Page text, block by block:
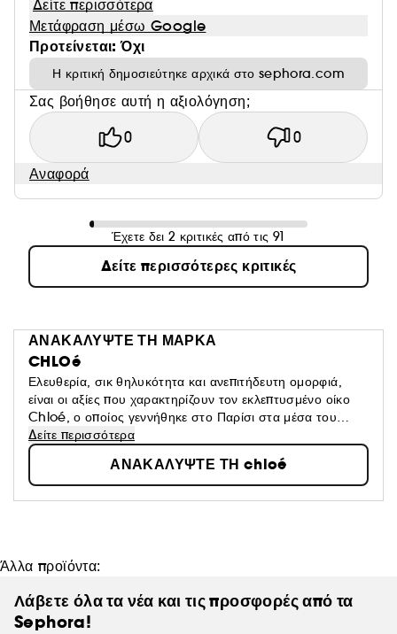
Δείτε περισσότερα
Μετάφραση μέσω Google
Προτείνεται: Όχι
Η κριτική δημοσιεύτηκε αρχικά στο sephora.com
Σας βοήθησε αυτή η αξιολόγηση;
0 0
Αναφορά
Έχετε δει 2 κριτικές από τις 91
Δείτε περισσότερες κριτικές
ΑΝΑΚΑΛΥΨΤΕ ΤΗ ΜΑΡΚΑ
CHLOé
Ελευθερία, σικ θηλυκότητα και ανεπιτήδευτη ομορφιά,
είναι οι αξίες που χαρακτηρίζουν τον εκλεπτυσμένο οίκο
Chloé, ο οποίος γεννήθηκε στο Παρίσι στα μέσα του
20ου αιώνα από τη Gaby Aghion. Το 2008, ο οίκος
δημιουργεί την υπογραφή του στο χώρο της
αρωματοποιίας με το άρωμα Chloé Signature,
εμπνευσμένο από το ρομαντισμό της γυναίκας. Μπεζ
αποχρώσεις, πλισέ και εμβληματικά locks είναι μερικοί από
Δείτε περισσότερα
ΑΝΑΚΑΛΥΨΤΕ ΤΗ chloé
Άλλα προϊόντα:
Λάβετε όλα τα νέα και τις προσφορές από τα
Sephora!